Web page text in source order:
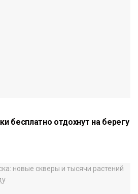
бесплатно отдохнут на берегу